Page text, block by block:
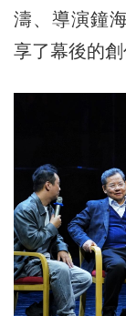
濤、導演鐘
享了幕後的創